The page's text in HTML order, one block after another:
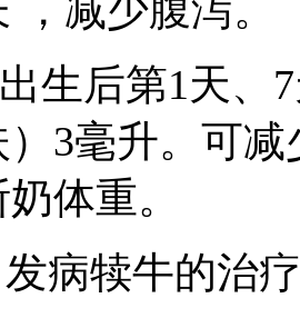
，减少腹泻。
出生后第1天、 7
3毫升。可减
体重。
发病犊牛的治